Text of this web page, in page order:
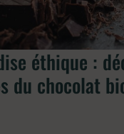
éthique :
du chocolat